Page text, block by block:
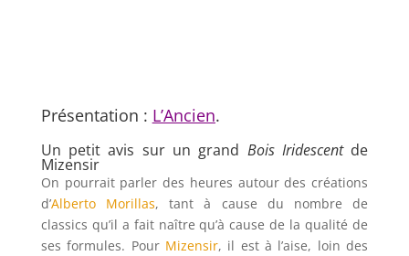
Présentation : L’Ancien.
Un petit avis sur un grand Bois Iridescentde
Mizensir
On pourrait parler des heures autour des créations
d’Alberto Morillas, tant à cause du nombre de
classics qu’il a fait naître qu’à cause de la qualité de
ses formules. Pour Mizensir, il est à l’aise, loin des